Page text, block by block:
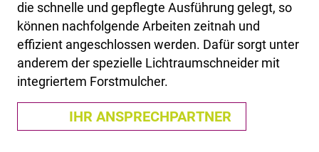
die schnelle und gepflegte Ausführung gelegt, so
können nachfolgende Arbeiten zeitnah und
effizient angeschlossen werden. Dafür sorgt unter
anderem der spezielle Lichtraumschneider mit
integriertem Forstmulcher.
IHR ANSPRECHPARTNER